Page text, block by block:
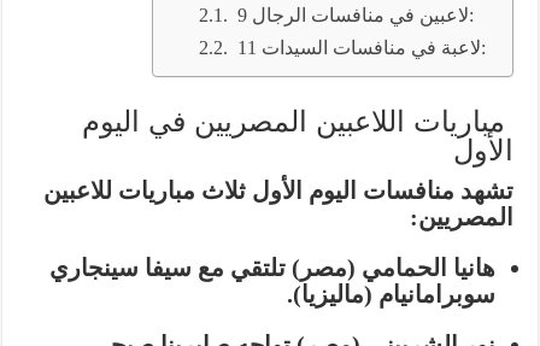
9 لاعبين في منافسات الرجال:
11 لاعبة في منافسات السيدات:
مباريات اللاعبين المصريين في اليوم
الأول
تشهد منافسات اليوم الأول ثلاث مباريات للاعبين
المصريين:
هانيا الحمامي (مصر) تلتقي مع سيفا سينجاري
سوبرامانيام (ماليزيا).